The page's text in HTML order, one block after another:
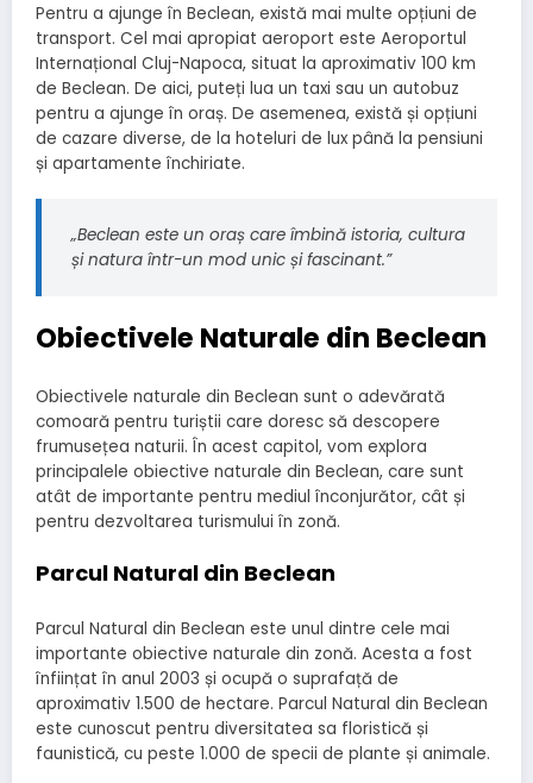
Pentru a ajunge în Beclean, există mai multe opțiuni de
transport. Cel mai apropiat aeroport este Aeroportul
Internațional Cluj-Napoca, situat la aproximativ 100 km
de Beclean. De aici, puteți lua un taxi sau un autobuz
pentru a ajunge în oraș. De asemenea, există și opțiuni
de cazare diverse, de la hoteluri de lux până la pensiuni
și apartamente închiriate.
„Beclean este un oraș care îmbină istoria, cultura
și natura într-un mod unic și fascinant.”
Obiectivele Naturale din Beclean
Obiectivele naturale din Beclean sunt o adevărată
comoară pentru turiștii care doresc să descopere
frumusețea naturii. În acest capitol, vom explora
principalele obiective naturale din Beclean, care sunt
atât de importante pentru mediul înconjurător, cât și
pentru dezvoltarea turismului în zonă.
Parcul Natural din Beclean
Parcul Natural din Beclean este unul dintre cele mai
importante obiective naturale din zonă. Acesta a fost
înființat în anul 2003 și ocupă o suprafață de
aproximativ 1.500 de hectare. Parcul Natural din Beclean
este cunoscut pentru diversitatea sa floristică și
faunistică, cu peste 1.000 de specii de plante și animale.